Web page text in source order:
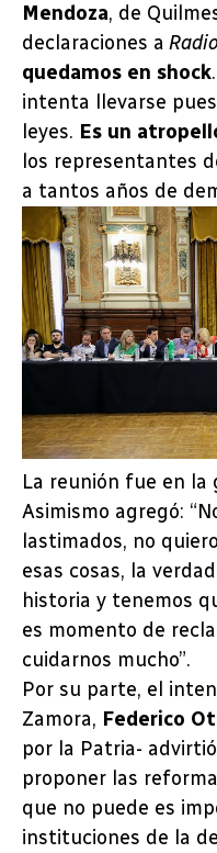
Mendoza, de
declaraciones a
quedamos en shock
intenta llevarse
leyes. Es un
los representantes
a tantos años de
La reunión fue en la
Asimismo agregó:
lastimados, no
esas cosas, la
historia y tenemos
es momento de
cuidarnos mucho”.
Por su parte, el
Zamora, Federico
por la Patria-
proponer las
que no puede es
instituciones de la